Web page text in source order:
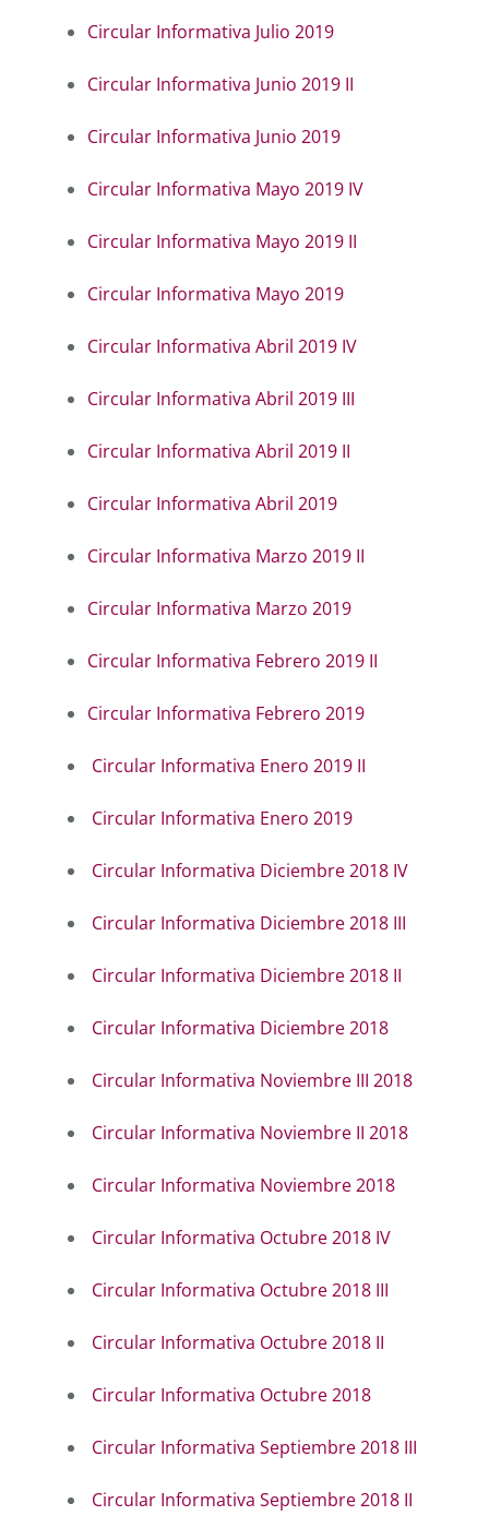
Circular Informativa Julio 2019
Circular Informativa Junio 2019 II
Circular Informativa Junio 2019
Circular Informativa Mayo 2019 IV
Circular Informativa Mayo 2019 II
Circular Informativa Mayo 2019
Circular Informativa Abril 2019 IV
Circular Informativa Abril 2019 III
Circular Informativa Abril 2019 II
Circular Informativa Abril 2019
Circular Informativa Marzo 2019 II
Circular Informativa Marzo 2019
Circular Informativa Febrero 2019 II
Circular Informativa Febrero 2019
Circular Informativa Enero 2019 II
Circular Informativa Enero 2019
Circular Informativa Diciembre 2018 IV
Circular Informativa Diciembre 2018 III
Circular Informativa Diciembre 2018 II
Circular Informativa Diciembre 2018
Circular Informativa Noviembre III 2018
Circular Informativa Noviembre II 2018
Circular Informativa Noviembre 2018
Circular Informativa Octubre 2018 IV
Circular Informativa Octubre 2018 III
Circular Informativa Octubre 2018 II
Circular Informativa Octubre 2018
Circular Informativa Septiembre 2018 III
Circular Informativa Septiembre 2018 II